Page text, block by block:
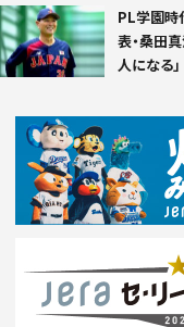
PL学園
表・桑田
人になる」